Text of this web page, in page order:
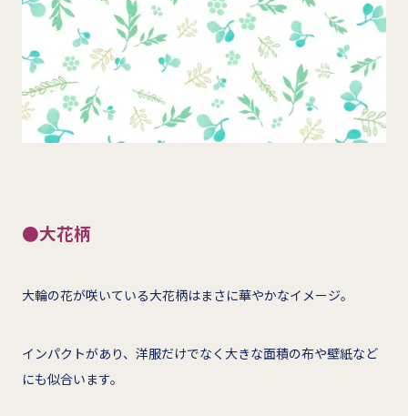
●大花柄
大輪の花が咲いている大花柄はまさに華やかなイメージ。
インパクトがあり、洋服だけでなく大きな面積の布や壁紙など
にも似合います。